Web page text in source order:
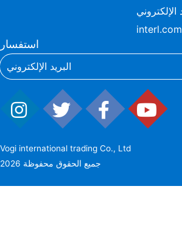
interl.com
استفسار
Vogi international trading Co., Ltd
2026 جميع الحقوق محفوظة